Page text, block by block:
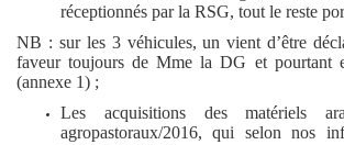
réceptionnés par la RSG, tout le reste
NB : sur les 3 véhicules, un vient d’être
faveur toujours de Mme la DG et pourtant
(annexe 1) ;
Les acquisitions des matériels
agropastoraux/2016, qui selon nos